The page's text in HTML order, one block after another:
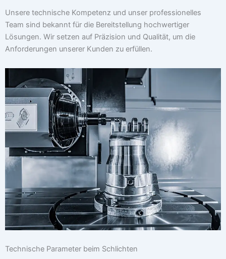
Unsere technische Kompetenz und unser professionelles
Team sind bekannt für die Bereitstellung hochwertiger
Lösungen. Wir setzen auf Präzision und Qualität, um die
Anforderungen unserer Kunden zu erfüllen.
Technische Parameter beim Schlichten